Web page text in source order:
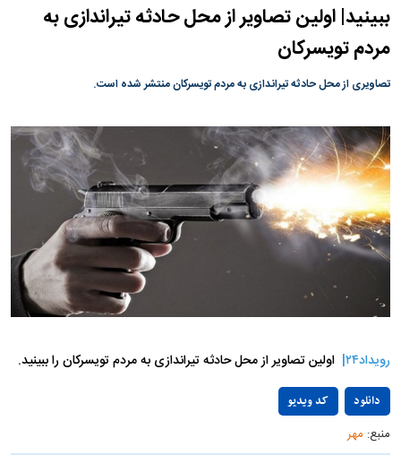
ببینید| اولین تصاویر از محل حادثه تیراندازی به
مردم تویسرکان
تصاویری از محل حادثه تیراندازی به مردم تویسرکان منتشر شده است.
رویداد۲۴| اولین تصاویر از محل حادثه تیراندازی به مردم تویسرکان را ببینید.
کد ویدیو
دانلود
منبع: مهر